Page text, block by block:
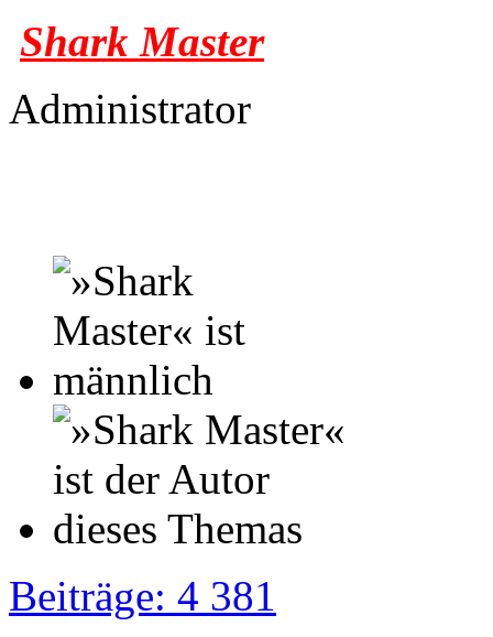
Shark Master
Administrator
Beiträge: 4 381